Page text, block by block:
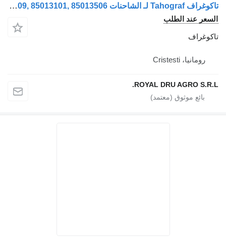
تاكوغراف Tahograf لـ الشاحنات Volvo 20728036, 20879737, 21089527, 21386622, 21386632, 21593381, 21593391, 21930329, 22081534, 22587509, 85013101, 85013506
عند الطلب
رومانيا، Cristesti
ROYAL DRU AGRO